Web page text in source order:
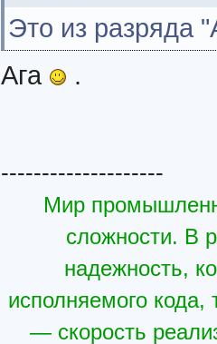
Это из разряда
Ага
.
--------------------
Мир
сложности. В
надежность,
исполняемого кода,
— скорость